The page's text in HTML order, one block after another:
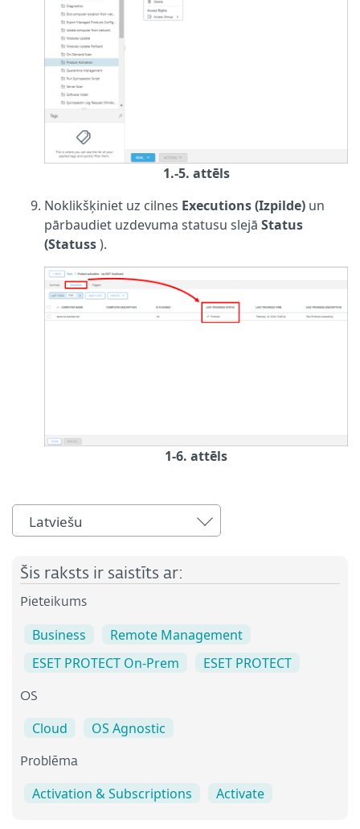
1.-5. attēls
Noklikšķiniet uz cilnes Executions (Izpilde) un
pārbaudiet uzdevuma statusu slejā Status
(Statuss).
1-6. attēls
Latviešu
Šis raksts ir saistīts ar:
Pieteikums
Business
Remote Management
ESET PROTECT On-Prem
ESET PROTECT
OS
Cloud OS Agnostic
Problēma
Activation & Subscriptions Activate